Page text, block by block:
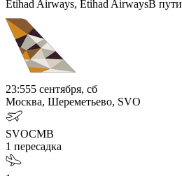
Etihad Airways, Etihad AirwaysВ пути
23:555 сентября, сб
Москва, Шереметьево, SVO
SVOCMB
1 пересадка